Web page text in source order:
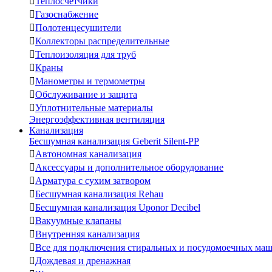
Газоснабжение
Полотенцесушители
Коллекторы распределительные
Теплоизоляция для труб
Краны
Манометры и термометры
Обслуживание и защита
Уплотнительные материалы
Энергоэффективная вентиляция
Канализация
Бесшумная канализация Geberit Silent-PP
Автономная канализация
Аксессуары и дополнительное оборудование
Арматура с сухим затвором
Бесшумная канализация Rehau
Бесшумная канализация Uponor Decibel
Вакуумные клапаны
Внутренняя канализация
Все для подключения стиральных и посудомоечных
Дождевая и дренажная